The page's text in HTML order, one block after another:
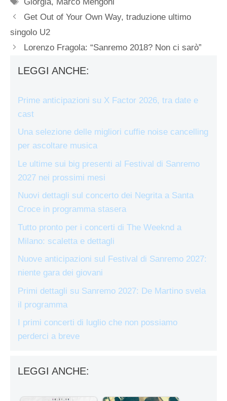
Get Out of Your Own Way, traduzione ultimo
singolo U2
Lorenzo Fragola: “Sanremo 2018? Non ci sarò”
LEGGI ANCHE:
Prime anticipazioni su X Factor 2026, tra date e
cast
Una selezione delle migliori cuffie noise cancelling
per ascoltare musica
Le ultime sui big presenti al Festival di Sanremo
2027 nei prossimi mesi
Nuovi dettagli sul concerto dei Negrita a Santa
Croce in programma stasera
Tutto pronto per i concerti di The Weeknd a
Milano: scaletta e dettagli
Nuove anticipazioni sul Festival di Sanremo 2027:
niente gara dei giovani
Primi dettagli su Sanremo 2027: De Martino svela
il programma
I primi concerti di luglio che non possiamo
perderci a breve
LEGGI ANCHE: